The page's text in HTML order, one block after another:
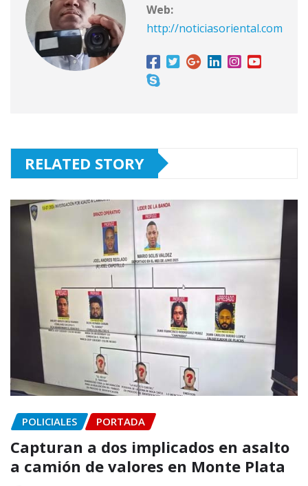
Web:
http://noticiasoriental.com
RELATED STORY
POLICIALES PORTADA
Capturan a dos implicados en asalto
a camión de valores en Monte Plata